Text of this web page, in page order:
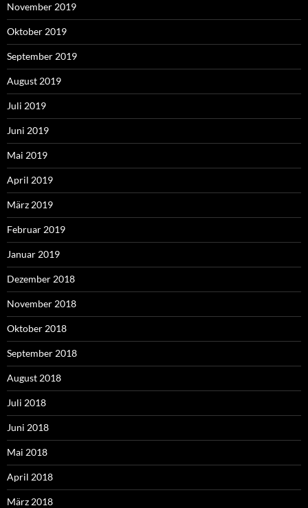
November 2019
Oktober 2019
September 2019
August 2019
Juli 2019
Juni 2019
Mai 2019
April 2019
März 2019
Februar 2019
Januar 2019
Dezember 2018
November 2018
Oktober 2018
September 2018
August 2018
Juli 2018
Juni 2018
Mai 2018
April 2018
März 2018